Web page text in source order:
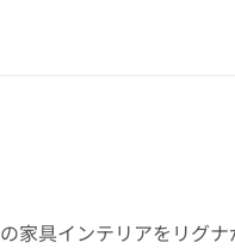
家具インテリアをリグ